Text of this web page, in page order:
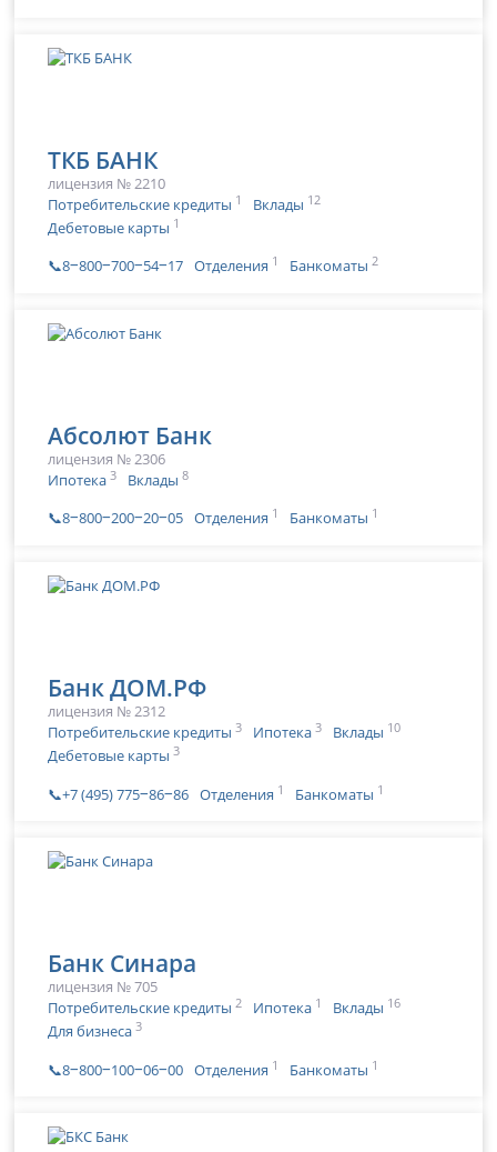
ТКБ БАНК
лицензия № 2210
Потребительские кредиты 1 Вклады 12
Дебетовые карты 1
📞8‒800‒700‒54‒17 Отделения 1 Банкоматы 2
Абсолют Банк
лицензия № 2306
Ипотека 3 Вклады 8
📞8‒800‒200‒20‒05 Отделения 1 Банкоматы 1
Банк ДОМ.РФ
лицензия № 2312
Потребительские кредиты 3 Ипотека 3 Вклады 10
Дебетовые карты 3
📞+7 (495) 775‒86‒86 Отделения 1 Банкоматы 1
Банк Синара
лицензия № 705
Потребительские кредиты 2 Ипотека 1 Вклады 16
Для бизнеса 3
📞8‒800‒100‒06‒00 Отделения 1 Банкоматы 1